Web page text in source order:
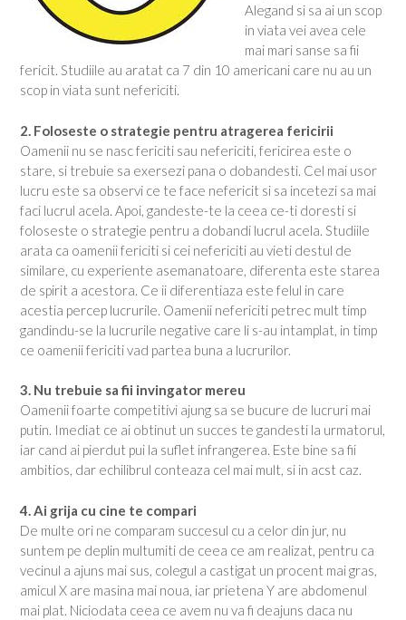
Alegand si sa ai un scop
in viata vei avea cele
mai mari sanse sa fii
fericit. Studiile au aratat ca 7 din 10 americani care nu au un
scop in viata sunt nefericiti.
2. Foloseste o strategie pentru atragerea fericirii
Oamenii nu se nasc fericiti sau nefericiti, fericirea este o
stare, si trebuie sa exersezi pana o dobandesti. Cel mai usor
lucru este sa observi ce te face nefericit si sa incetezi sa mai
faci lucrul acela. Apoi, gandeste-te la ceea ce-ti doresti si
foloseste o strategie pentru a dobandi lucrul acela. Studiile
arata ca oamenii fericiti si cei nefericiti au vieti destul de
similare, cu experiente asemanatoare, diferenta este starea
de spirit a acestora. Ce ii diferentiaza este felul in care
acestia percep lucrurile. Oamenii nefericiti petrec mult timp
gandindu-se la lucrurile negative care li s-au intamplat, in timp
ce oamenii fericiti vad partea buna a lucrurilor.
3. Nu trebuie sa fii invingator mereu
Oamenii foarte competitivi ajung sa se bucure de lucruri mai
putin. Imediat ce ai obtinut un succes te gandesti la urmatorul,
iar cand ai pierdut pui la suflet infrangerea. Este bine sa fii
ambitios, dar echilibrul conteaza cel mai mult, si in acst caz.
4. Ai grija cu cine te compari
De multe ori ne comparam succesul cu a celor din jur, nu
suntem pe deplin multumiti de ceea ce am realizat, pentru ca
vecinul a ajuns mai sus, colegul a castigat un procent mai gras,
amicul X are masina mai noua, iar prietena Y are abdomenul
mai plat. Niciodata ceea ce avem nu va fi deajuns daca nu